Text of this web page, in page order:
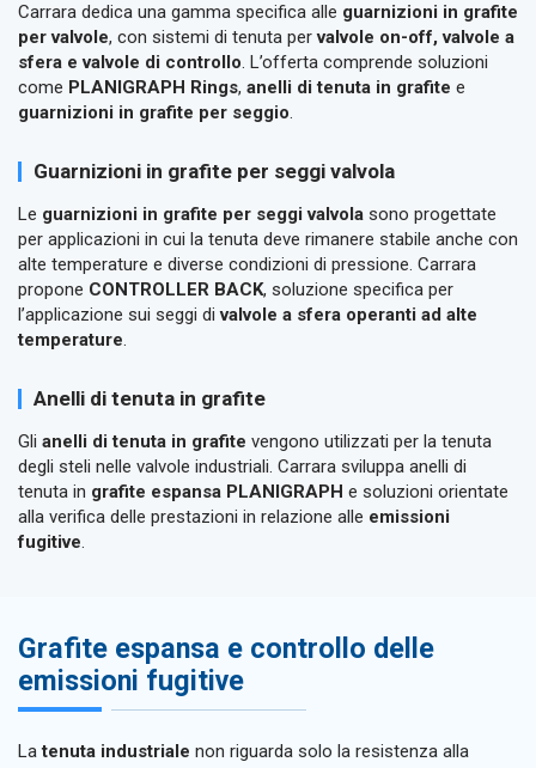
Carrara dedica una gamma specifica alle guarnizioni in grafite
per valvole, con sistemi di tenuta pervalvole on-off, valvole a
sfera e valvole di controllo. L’offerta comprende soluzioni
come PLANIGRAPH Rings, anelli di tenuta in grafite e
guarnizioni in grafite per seggio.
Guarnizioni in grafite per seggi valvola
Le guarnizioni in grafite per seggi valvola sono progettate
per applicazioni in cui la tenuta deve rimanere stabile anche con
alte temperature e diverse condizioni di pressione. Carrara
propone CONTROLLER BACK, soluzione specifica per
l’applicazione sui seggi divalvole a sfera operanti ad alte
temperature.
Anelli di tenuta in grafite
Gli anelli di tenuta in grafite vengono utilizzati per la tenuta
degli steli nelle valvole industriali. Carrara sviluppa anelli di
tenuta in grafite espansa PLANIGRAPH e soluzioni orientate
alla verifica delle prestazioni in relazione alle emissioni
fugitive.
Grafite espansa e controllo delle
emissioni fugitive
Latenuta industriale non riguarda solo la resistenza alla